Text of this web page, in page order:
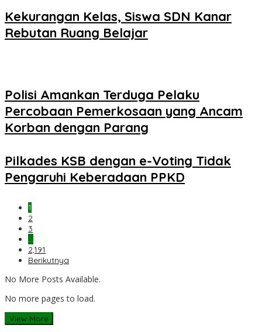
Kekurangan Kelas, Siswa SDN Kanar
Rebutan Ruang Belajar
Polisi Amankan Terduga Pelaku
Percobaan Pemerkosaan yang Ancam
Korban dengan Parang
Pilkades KSB dengan e-Voting Tidak
Pengaruhi Keberadaan PPKD
1
2
3
…
2,191
Berikutnya
No More Posts Available.
No more pages to load.
View More